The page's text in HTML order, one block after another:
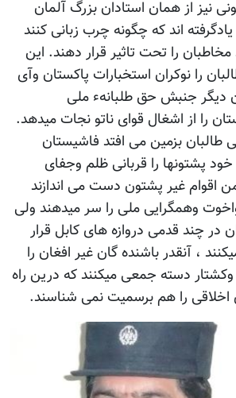
نیز از همان استادان بزرگ آلمان
اند که چگونه چرب زبانی کنند
مخاطبان را تحت تاثیر قرار دهند. این
را نوکران استخبارات پاکستان وآی
دیگر جنبش حق طلبانهء ملی
را از اشغال قوای ناتو نجات میدهد.
طالبان بزمین می افتد فاشیستان
پشتونها را قربانی ظلم وجفای
اقوام غیر پشتون دست می اندازند
وهمگرایی ملی را سر میدهند ولی
در چند قدمی دروازه های کابل قرار
، آنقدر باشنده گان غیر افغان را
دسته جمعی میکنند که درین راه
اخلاقی را هم برسمیت نمی شناسند.